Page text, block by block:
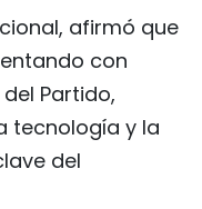
afirmó que
con
Partido,
tecnología y la
del